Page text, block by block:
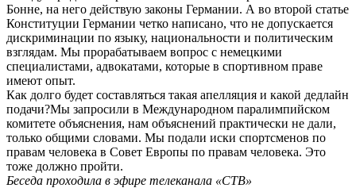
Бонне, на него действую законы Германии. А во второй статье
Конституции Германии четко написано, что не допускается
дискриминации по языку, национальности и политическим
взглядам. Мы прорабатываем вопрос с немецкими
специалистами, адвокатами, которые в спортивном праве
имеют опыт.
Как долго будет составляться такая апелляция и какой дедлайн
подачи?Мы запросили в Международном паралимпийском
комитете объяснения, нам объяснений практически не дали,
только общими словами. Мы подали иски спортсменов по
правам человека в Совет Европы по правам человека. Это
тоже должно пройти.
Беседа проходила в эфире телеканала «СТВ»